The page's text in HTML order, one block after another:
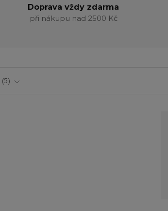
Doprava vždy zdarma
při nákupu nad 2500 Kč
5